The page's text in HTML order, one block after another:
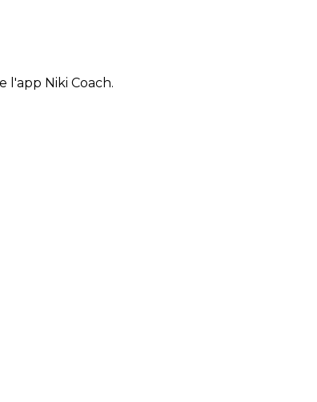
l'app Niki Coach.